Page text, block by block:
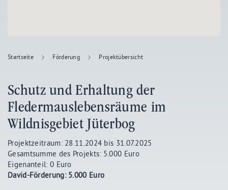
Startseite Förderung Projektübersicht
Schutz und Erhaltung der
Fledermauslebensräume im
Wildnisgebiet Jüterbog
Projektzeitraum: 28.11.2024 bis 31.07.2025
Gesamtsumme des Projekts: 5.000 Euro
Eigenanteil: 0 Euro
David-Förderung: 5.000 Euro